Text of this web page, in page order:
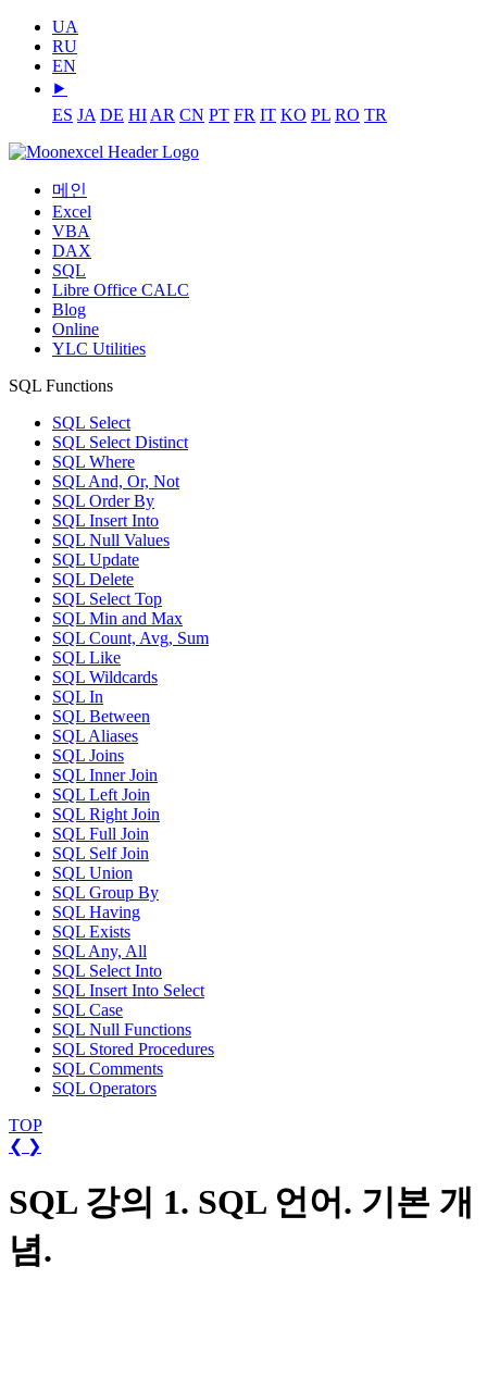
UA
RU
EN
⯈
ES JA DE HI AR CN PT FR IT KO PL RO TR
메인
Excel
VBA
DAX
SQL
Libre Office CALC
Blog
Online
YLC Utilities
SQL Functions
SQL Select
SQL Select Distinct
SQL Where
SQL And, Or, Not
SQL Order By
SQL Insert Into
SQL Null Values
SQL Update
SQL Delete
SQL Select Top
SQL Min and Max
SQL Count, Avg, Sum
SQL Like
SQL Wildcards
SQL In
SQL Between
SQL Aliases
SQL Joins
SQL Inner Join
SQL Left Join
SQL Right Join
SQL Full Join
SQL Self Join
SQL Union
SQL Group By
SQL Having
SQL Exists
SQL Any, All
SQL Select Into
SQL Insert Into Select
SQL Case
SQL Null Functions
SQL Stored Procedures
SQL Comments
SQL Operators
TOP
❮ ❯
SQL 강의 1. SQL 언어. 기본 개
념.